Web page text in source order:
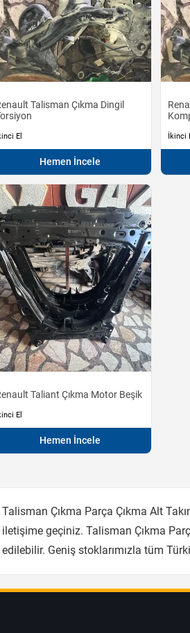
Talisman Çıkma Dingil
El
Hemen İncele
İkinci
Taliant Çıkma Motor Beşik
El
Hemen İncele
Talisman Çıkma Parça Çıkma Alt
iletişime geçiniz. Talisman Çıkma
edilebilir. Geniş stoklarımızla tüm